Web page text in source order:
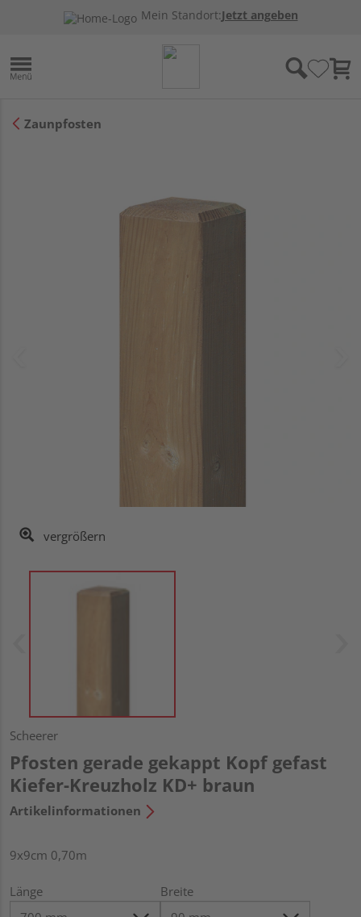
Mein Standort:Jetzt angeben
Zaunpfosten
vergrößern
Scheerer
Pfosten gerade gekappt Kopf gefast
Kiefer-Kreuzholz KD+ braun
Artikelinformationen
9x9cm 0,70m
Länge Breite